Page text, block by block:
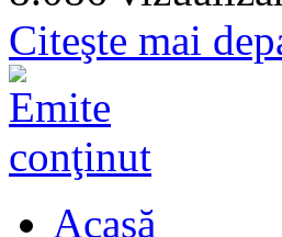
Citeşte mai
Acasă